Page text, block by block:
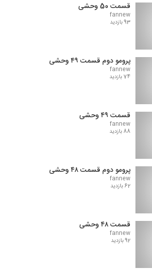
قسمت 50 وحشی
fannew
93 بازدید
پرومو دوم قسمت ۴۹ وحشی
fannew
74 بازدید
قسمت ۴۹ وحشی
fannew
88 بازدید
پرومو دوم قسمت ۴۸ وحشی
fannew
62 بازدید
قسمت ۴۸ وحشی
fannew
92 بازدید